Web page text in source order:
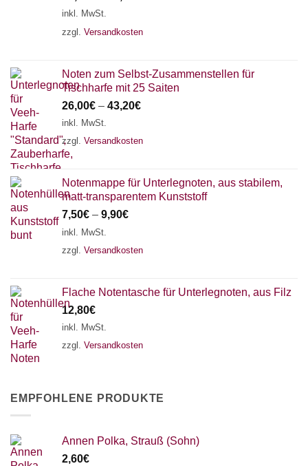
inkl. MwSt.
zzgl. Versandkosten
Noten zum Selbst-Zusammenstellen für
Tischharfe mit 25 Saiten
26,00€ – 43,20€
inkl. MwSt.
zzgl. Versandkosten
Notenmappe für Unterlegnoten, aus stabilem,
matt-transparentem Kunststoff
7,50€ – 9,90€
inkl. MwSt.
zzgl. Versandkosten
Flache Notentasche für Unterlegnoten, aus Filz
12,80€
inkl. MwSt.
zzgl. Versandkosten
EMPFOHLENE PRODUKTE
Annen Polka, Strauß (Sohn)
2,60€